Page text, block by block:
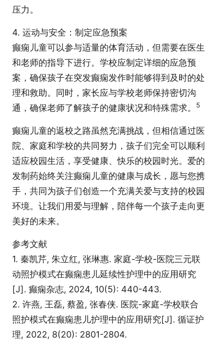
压力。
4. 运动与安全：制定应急预案
癫痫儿童可以参与适量的体育活动，但需要在医生
和老师的指导下进行。学校应制定详细的应急预
案，确保孩子在突发癫痫发作时能够得到及时的处
理和救助。同时，家长应与学校老师保持密切沟
通，确保老师了解孩子的健康状况和特殊需求。
5
癫痫儿童的返校之路虽然充满挑战，但相信通过医
院、家庭和学校的共同努力，孩子们完全可以顺利
适应校园生活，享受健康、快乐的校园时光。爱的
发制药始终关注癫痫儿童的健康与成长，愿与您携
手，共同为孩子们创造一个充满关爱与支持的校园
环境。让我们用爱与理解，陪伴每一个孩子走向更
美好的未来。
参考文献
1. 秦凯芹, 朱立红, 张琳惠. 家庭-学校-医院三元联
动照护模式在癫痫患儿延续性护理中的应用研究
[J]. 癫痫杂志, 2024, 10(5): 440-443.
2. 许燕, 王磊, 蔡盈, 张春侠. 医院-家庭-学校联合
照护模式在癫痫患儿护理中的应用研究[J]. 循证护
理, 2022, 8(20): 2801-2804.